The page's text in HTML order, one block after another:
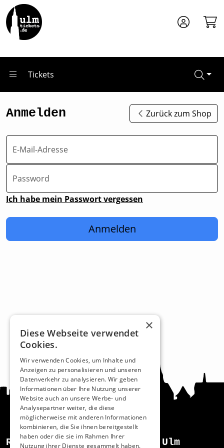
Zum Hauptinhalt springen
Tickets
Anmelden Zurück zum Shop
E-Mail-Adresse
Password
Ich habe mein Passwort vergessen
Anmelden
Recht und Ordnung Ulm
×
Diese Webseite verwendet
Cookies.
Wir verwenden Cookies, um Inhalte und
Anzeigen zu personalisieren und unseren
Datenverkehr zu analysieren. Wir geben
Informationen über Ihre Nutzung unserer
Website auch an unsere Werbe- und
Analysepartner weiter, die diese
möglicherweise mit anderen Informationen
kombinieren, die Sie ihnen bereitgestellt
haben oder die sie im Rahmen Ihrer
Nutzung ihrer Dienste gesammelt haben.